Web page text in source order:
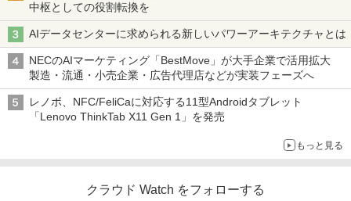
中枢としての役割転換を
AIデータセンターに求められる新しいパワーアーキテクチャとは
NECのAIマーケティング「BestMove」が大手企業で活用拡大
製造・流通・小売企業・広告代理店などが実装フェーズへ
レノボ、NFC/FeliCaに対応する11型Androidタブレット
「Lenovo ThinkTab X11 Gen 1」を発売
もっと見る
クラウド Watch をフォローする